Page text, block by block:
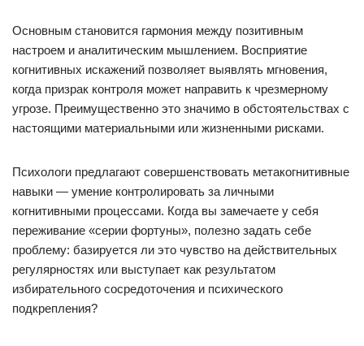
Основным становится гармония между позитивным
настроем и аналитическим мышлением. Восприятие
когнитивных искажений позволяет выявлять мгновения,
когда призрак контроля может направить к чрезмерному
угрозе. Преимущественно это значимо в обстоятельствах с
настоящими материальными или жизненными рисками.
Психологи предлагают совершенствовать метакогнитивные
навыки — умение контролировать за личными
когнитивными процессами. Когда вы замечаете у себя
переживание «серии фортуны», полезно задать себе
проблему: базируется ли это чувство на действительных
регулярностях или выступает как результатом
избирательного сосредоточения и психического
подкрепления?